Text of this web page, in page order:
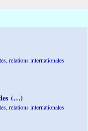
relations internationales
(…)
relations internationales